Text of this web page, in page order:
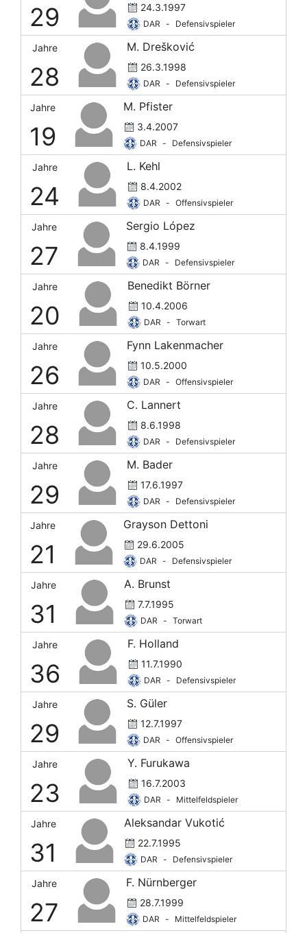
29 24.3.1997
DAR - Defensivspieler
Jahre
28
M. Drešković
26.3.1998
DAR - Defensivspieler
Jahre
19
M. Pfister
3.4.2007
DAR - Defensivspieler
Jahre
24
L. Kehl
8.4.2002
DAR - Offensivspieler
Jahre
27
Sergio López
8.4.1999
DAR - Defensivspieler
Jahre
20
Benedikt Börner
10.4.2006
DAR - Torwart
Jahre
26
Fynn Lakenmacher
10.5.2000
DAR - Offensivspieler
Jahre
28
C. Lannert
8.6.1998
DAR - Defensivspieler
Jahre
29
M. Bader
17.6.1997
DAR - Defensivspieler
Jahre
21
Grayson Dettoni
29.6.2005
DAR - Defensivspieler
Jahre
31
A. Brunst
7.7.1995
DAR - Torwart
Jahre
36
F. Holland
11.7.1990
DAR - Defensivspieler
Jahre
29
S. Güler
12.7.1997
DAR - Offensivspieler
Jahre
23
Y. Furukawa
16.7.2003
DAR - Mittelfeldspieler
Jahre
31
Aleksandar Vukotić
22.7.1995
DAR - Defensivspieler
Jahre
27
F. Nürnberger
28.7.1999
DAR - Mittelfeldspieler